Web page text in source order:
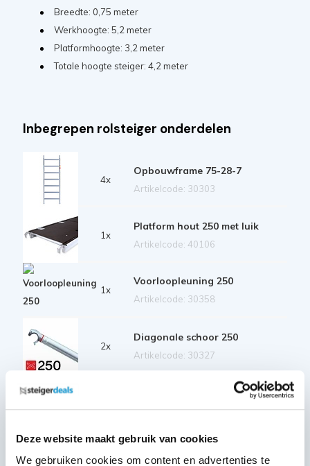
Deze website maakt gebruik van cookies
We gebruiken cookies om content en advertenties te
Breedte: 0,75 meter
Werkhoogte: 5,2 meter
Platformhoogte: 3,2 meter
Totale hoogte steiger: 4,2 meter
Inbegrepen rolsteiger onderdelen
4x
Opbouwframe 75-28-7
Artikelcode: 30303
1x
Platform hout 250 met luik
Artikelcode: 40106
1x
Voorloopleuning 250
Artikelcode: 30358
2x
Diagonale schoor 250
Artikelcode: 30327
Horizontale schoor 250
Artikelcode: 30322
2x